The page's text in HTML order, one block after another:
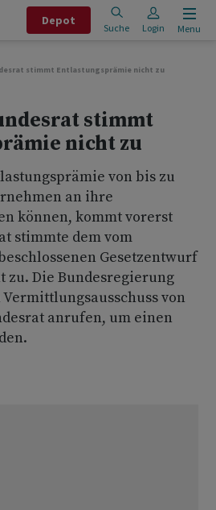
Depot
Suche Login Menu
stimmt Entlastungsprämie nicht zu
stimmt
nicht zu
von bis zu
an ihre
können, kommt vorerst
stimmte dem vom
Gesetzentwurf
zu. Die Bundesregierung
von
anrufen, um einen